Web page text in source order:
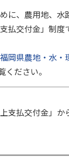
に、農用地、
払交付金」制度
福岡県農地・水・
ください。
払交付金」か